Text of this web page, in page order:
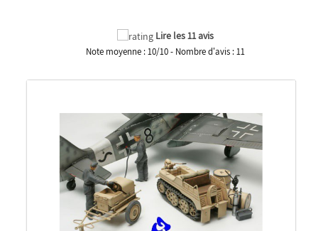
Lire les 11 avis
Note moyenne :10/10- Nombre d'avis :11